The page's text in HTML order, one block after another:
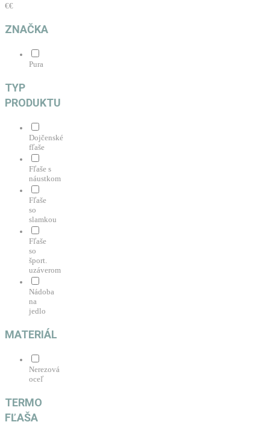
€€
ZNAČKA
Pura
TYP
PRODUKTU
Dojčenské
fľaše
Fľaše s
náustkom
Fľaše
so
slamkou
Fľaše
so
šport.
uzáverom
Nádoba
na
jedlo
MATERIÁL
Nerezová
oceľ
TERMO
FĽAŠA